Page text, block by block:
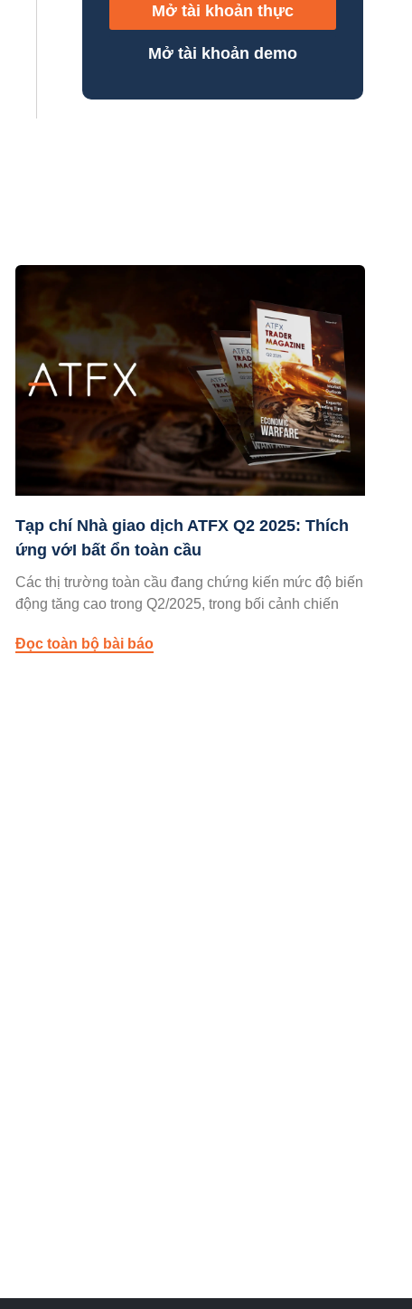
Mở tài khoản thực
Mở tài khoản demo
Tạp chí Nhà giao dịch ATFX Q2 2025: Thích
ứng vớI bất ổn toàn cầu
Các thị trường toàn cầu đang chứng kiến mức độ biến
động tăng cao trong Q2/2025, trong bối cảnh chiến
Đọc toàn bộ bài báo